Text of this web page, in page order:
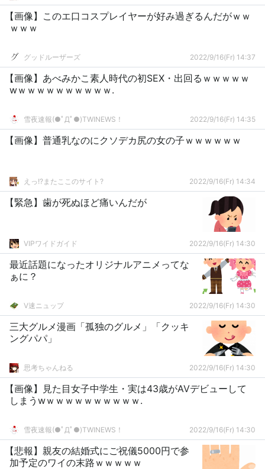
【画像】このエ口コスプレイヤーが好み過ぎるんだがｗｗ
ｗｗｗ
グッドルーザーズ 2022/9/16(Fr) 14:37
【画像】あべみかこ素人時代の初SEX・出回るｗｗｗｗｗ
wｗｗｗｗｗｗｗｗｗｗ.
雪夜速報(●ﾟДﾟ●)TWINEWS！ 2022/9/16(Fr) 14:35
【画像】普通乳なのにクソデカ尻の女の子ｗｗｗｗｗｗ
えっ!?またここのサイト? 2022/9/16(Fr) 14:34
【緊急】歯が死ぬほど痛いんだが
VIPワイドガイド 2022/9/16(Fr) 14:30
最近話題になったオリジナルアニメってな
ぁに？
V速ニュップ 2022/9/16(Fr) 14:30
三大グルメ漫画「孤独のグルメ」「クッキ
ングパパ」
思考ちゃんねる 2022/9/16(Fr) 14:30
【画像】見た目女子中学生・実は43歳がAVデビューして
しまうwｗｗｗｗｗｗｗｗｗｗ.
雪夜速報(●ﾟДﾟ●)TWINEWS！ 2022/9/16(Fr) 14:30
【悲報】親友の結婚式にご祝儀5000円で参
加予定のワイの末路ｗｗｗｗｗ